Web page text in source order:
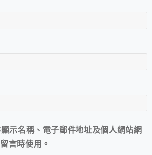
示名稱、電子郵件地址及個人網站網
言時使用。